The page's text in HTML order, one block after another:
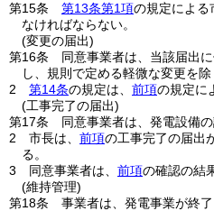
第15条
第13条第1項の規定による
なければならない。
(変更の届出)
第16条
同意事業者は、当該届出
し、規則で定める軽微な変更を除
2
第14条の規定は、 前項の規定に
(工事完了の届出)
第17条
同意事業者は、発電設備
2
市長は、 前項の工事完了の届出
る。
3
同意事業者は、 前項の確認の結
(維持管理)
第18条
事業者は、発電事業が終